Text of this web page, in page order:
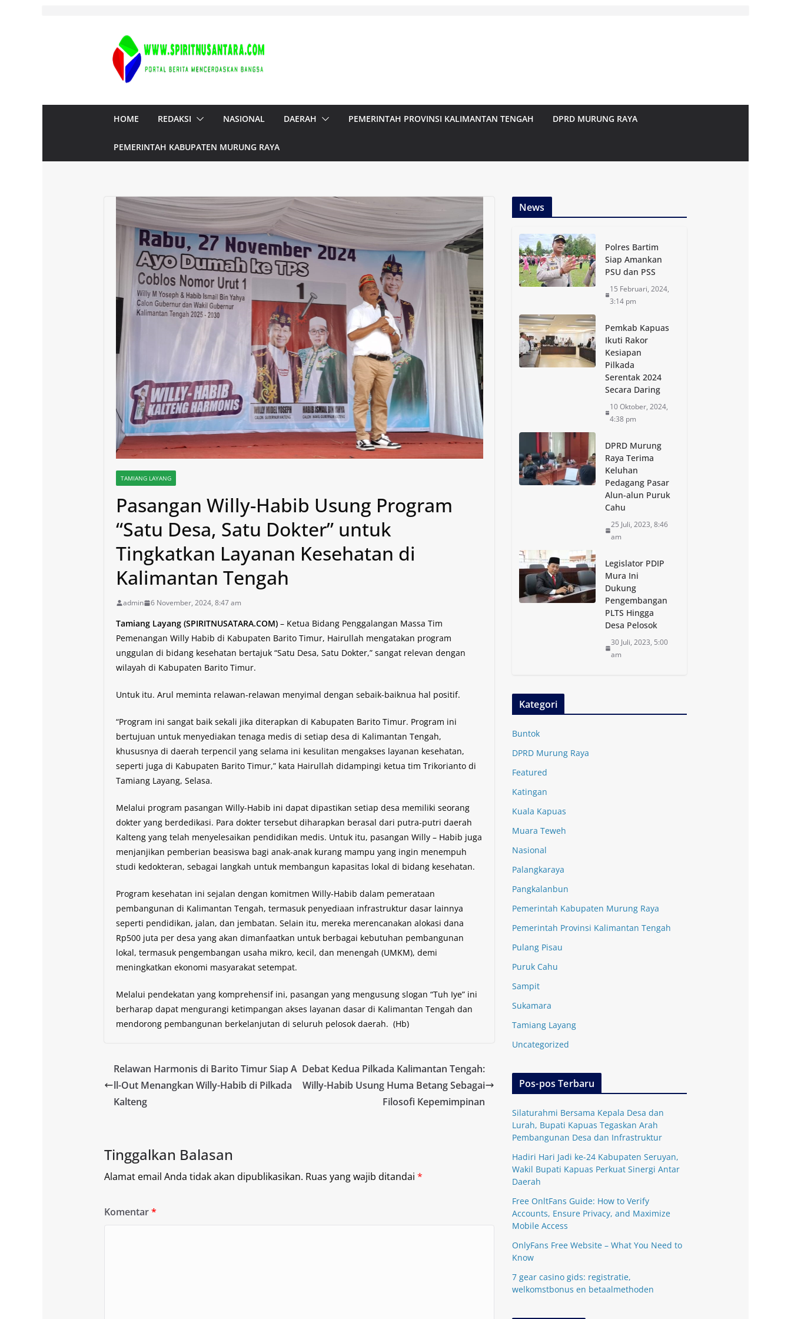
HOME REDAKSI NASIONAL DAERAH PEMERINTAH PROVINSI KALIMANTAN TENGAH DPRD MURUNG RAYA
PEMERINTAH KABUPATEN MURUNG RAYA
TAMIANG LAYANG
Pasangan Willy-Habib Usung Program
“Satu Desa, Satu Dokter” untuk
Tingkatkan Layanan Kesehatan di
Kalimantan Tengah
admin 6 November, 2024, 8:47 am
Tamiang Layang (SPIRITNUSATARA.COM) – Ketua Bidang Penggalangan Massa Tim
Pemenangan Willy Habib di Kabupaten Barito Timur, Hairullah mengatakan program
unggulan di bidang kesehatan bertajuk “Satu Desa, Satu Dokter,” sangat relevan dengan
wilayah di Kabupaten Barito Timur.
Untuk itu. Arul meminta relawan-relawan menyimal dengan sebaik-baiknua hal positif.
“Program ini sangat baik sekali jika diterapkan di Kabupaten Barito Timur. Program ini
bertujuan untuk menyediakan tenaga medis di setiap desa di Kalimantan Tengah,
khususnya di daerah terpencil yang selama ini kesulitan mengakses layanan kesehatan,
seperti juga di Kabupaten Barito Timur,” kata Hairullah didampingi ketua tim Trikorianto di
Tamiang Layang, Selasa.
Melalui program pasangan Willy-Habib ini dapat dipastikan setiap desa memiliki seorang
dokter yang berdedikasi. Para dokter tersebut diharapkan berasal dari putra-putri daerah
Kalteng yang telah menyelesaikan pendidikan medis. Untuk itu, pasangan Willy – Habib juga
menjanjikan pemberian beasiswa bagi anak-anak kurang mampu yang ingin menempuh
studi kedokteran, sebagai langkah untuk membangun kapasitas lokal di bidang kesehatan.
Program kesehatan ini sejalan dengan komitmen Willy-Habib dalam pemerataan
pembangunan di Kalimantan Tengah, termasuk penyediaan infrastruktur dasar lainnya
seperti pendidikan, jalan, dan jembatan. Selain itu, mereka merencanakan alokasi dana
Rp500 juta per desa yang akan dimanfaatkan untuk berbagai kebutuhan pembangunan
lokal, termasuk pengembangan usaha mikro, kecil, dan menengah (UMKM), demi
meningkatkan ekonomi masyarakat setempat.
Melalui pendekatan yang komprehensif ini, pasangan yang mengusung slogan “Tuh Iye” ini
berharap dapat mengurangi ketimpangan akses layanan dasar di Kalimantan Tengah dan
mendorong pembangunan berkelanjutan di seluruh pelosok daerah. (Hb)
Relawan Harmonis di Barito Timur Siap A
ll-Out Menangkan Willy-Habib di Pilkada
Kalteng
Debat Kedua Pilkada Kalimantan Tengah:
Willy-Habib Usung Huma Betang Sebagai
Filosofi Kepemimpinan
Tinggalkan Balasan
Alamat email Anda tidak akan dipublikasikan. Ruas yang wajib ditandai *
Komentar*
News
Polres Bartim
Siap Amankan
PSU dan PSS
15 Februari, 2024,
3:14 pm
Pemkab Kapuas
Ikuti Rakor
Kesiapan
Pilkada
Serentak 2024
Secara Daring
10 Oktober, 2024,
4:38 pm
DPRD Murung
Raya Terima
Keluhan
Pedagang Pasar
Alun-alun Puruk
Cahu
25 Juli, 2023, 8:46
am
Legislator PDIP
Mura Ini
Dukung
Pengembangan
PLTS Hingga
Desa Pelosok
30 Juli, 2023, 5:00
am
Kategori
Buntok
DPRD Murung Raya
Featured
Katingan
Kuala Kapuas
Muara Teweh
Nasional
Palangkaraya
Pangkalanbun
Pemerintah Kabupaten Murung Raya
Pemerintah Provinsi Kalimantan Tengah
Pulang Pisau
Puruk Cahu
Sampit
Sukamara
Tamiang Layang
Uncategorized
Pos-pos Terbaru
Silaturahmi Bersama Kepala Desa dan
Lurah, Bupati Kapuas Tegaskan Arah
Pembangunan Desa dan Infrastruktur
Hadiri Hari Jadi ke-24 Kabupaten Seruyan,
Wakil Bupati Kapuas Perkuat Sinergi Antar
Daerah
Free OnltFans Guide: How to Verify
Accounts, Ensure Privacy, and Maximize
Mobile Access
OnlyFans Free Website – What You Need to
Know
7 gear casino gids: registratie,
welkomstbonus en betaalmethoden